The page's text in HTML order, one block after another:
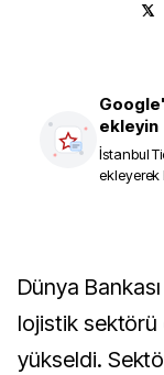
ekleyin
İstanbul
ekleyerek
Dünya Bankası LPI 2023 raporuna göre, Türk
lojistik sektörü
yükseldi.